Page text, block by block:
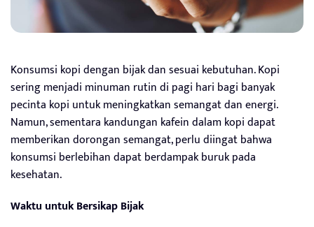
Konsumsi kopi dengan bijak dan sesuai kebutuhan. Kopi
sering menjadi minuman rutin di pagi hari bagi banyak
pecinta kopi untuk meningkatkan semangat dan energi.
Namun, sementara kandungan kafein dalam kopi dapat
memberikan dorongan semangat, perlu diingat bahwa
konsumsi berlebihan dapat berdampak buruk pada
kesehatan.
Waktu untuk Bersikap Bijak